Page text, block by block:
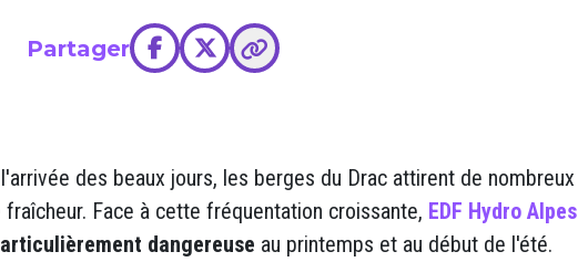
Partager
des beaux jours, les berges du Drac attirent de nombreux
Face à cette fréquentation croissante, EDF Hydro Alpes
dangereuse au printemps et au début de l'été.